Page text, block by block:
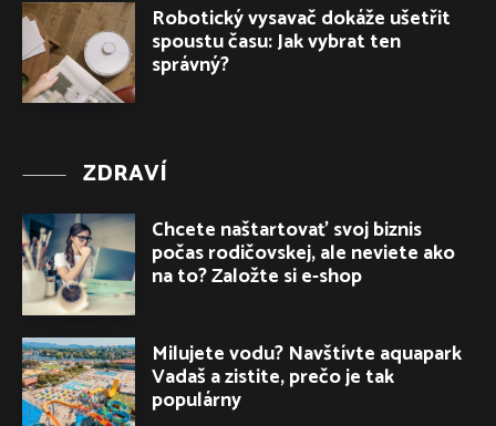
Robotický vysavač dokáže ušetřit
spoustu času: Jak vybrat ten
správný?
ZDRAVÍ
Chcete naštartovať svoj biznis
počas rodičovskej, ale neviete ako
na to? Založte si e-shop
Milujete vodu? Navštívte aquapark
Vadaš a zistite, prečo je tak
populárny